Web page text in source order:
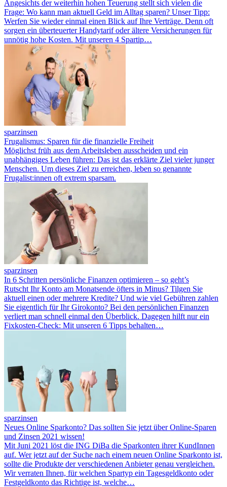
Angesichts der weiterhin hohen Teuerung stellt sich vielen die
Frage: Wo kann man aktuell Geld im Alltag sparen? Unser Tipp:
Werfen Sie wieder einmal einen Blick auf Ihre Verträge. Denn oft
sorgen ein überteuerter Handytarif oder ältere Versicherungen für
unnötig hohe Kosten. Mit unseren 4 Spartip…
sparzinsen
Frugalismus: Sparen für die finanzielle Freiheit
Möglichst früh aus dem Arbeitsleben ausscheiden und ein
unabhängiges Leben führen: Das ist das erklärte Ziel vieler junger
Menschen. Um dieses Ziel zu erreichen, leben so genannte
Frugalist:innen oft extrem sparsam.
sparzinsen
In 6 Schritten persönliche Finanzen optimieren – so geht’s
Rutscht Ihr Konto am Monatsende öfters in Minus? Tilgen Sie
aktuell einen oder mehrere Kredite? Und wie viel Gebühren zahlen
Sie eigentlich für Ihr Girokonto? Bei den persönlichen Finanzen
verliert man schnell einmal den Überblick. Dagegen hilft nur ein
Fixkosten-Check: Mit unseren 6 Tipps behalten…
sparzinsen
Neues Online Sparkonto? Das sollten Sie jetzt über Online-Sparen
und Zinsen 2021 wissen!
Mit Juni 2021 löst die ING DiBa die Sparkonten ihrer KundInnen
auf. Wer jetzt auf der Suche nach einem neuen Online Sparkonto ist,
sollte die Produkte der verschiedenen Anbieter genau vergleichen.
Wir verraten Ihnen, für welchen Spartyp ein Tagesgeldkonto oder
Festgeldkonto das Richtige ist, welche…